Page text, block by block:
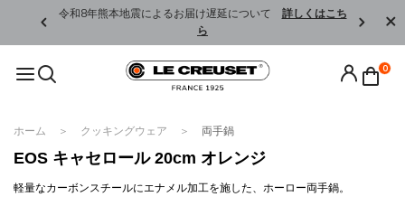
令和8年熊本地震によるお届け遅延について 詳しくはこち
ら
0
ホーム クッキングウェア 両手鍋
EOS キャセロール 20cm オレンジ
軽量なカーボンスチールにエナメル加工を施した、ホーロー両手鍋。